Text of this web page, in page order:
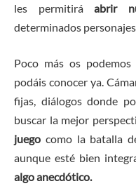
les permitiráabrir
determinados
Poco más os
podáis conocer ya.
fijas, diálogos donde
buscar la mejor
juego como la batalla
aunque esté bien
algo anecdótico.